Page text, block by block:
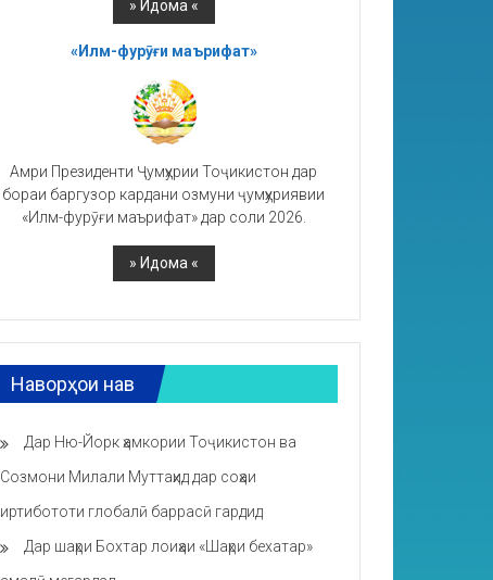
«Илм-фурӯғи маърифат»
Амри Президенти Ҷумҳурии Тоҷикистон дар
бораи баргузор кардани озмуни ҷумҳуриявии
«Илм-фурӯғи маърифат» дар соли 2026.
Наворҳои нав
Дар Ню-Йорк ҳамкории Тоҷикистон ва
Созмони Милали Муттаҳид дар соҳаи
иртибототи глобалӣ баррасӣ гардид
Дар шаҳри Бохтар лоиҳаи «Шаҳри бехатар»